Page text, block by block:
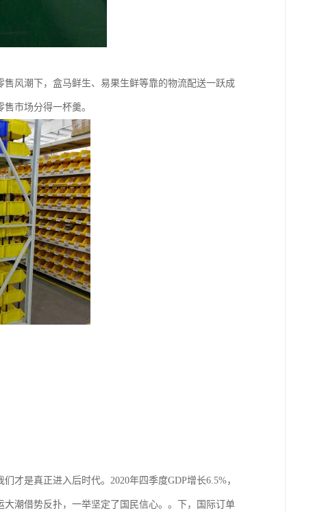
风潮下，盒马鲜生、易果生鲜等靠的物流配送一跃成
市场分得一杯羹。
才是真正进入后时代。2020年四季度GDP增长6.5%，
潮借势反扑，一举坚定了国民信心。。下，国际订单